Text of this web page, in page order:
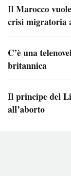
Il Marocco
crisi migratoria
C’è una
britannica
Il principe del
all’aborto